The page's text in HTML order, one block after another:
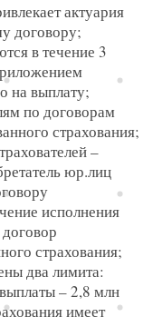
актуария
договору;
в течение 3
на выплату;
по договорам
страхования;
–
юр.лиц
исполнения
страхования;
два лимита:
– 2,8 млн
имеет